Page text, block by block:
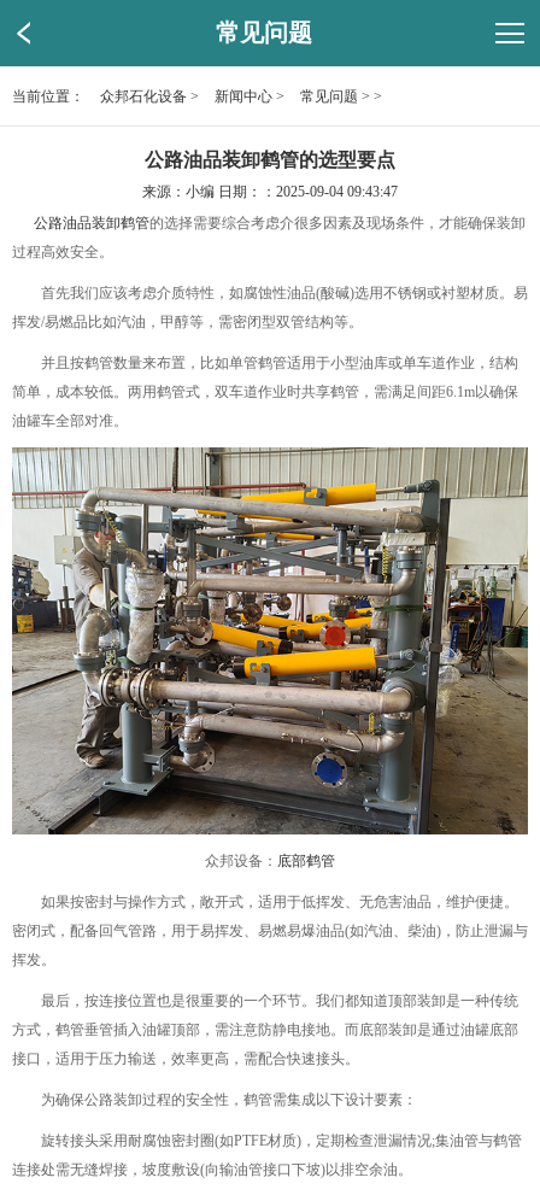
常见问题
当前位置： 众邦石化设备 > 新闻中心 > 常见问题 > >
公路油品装卸鹤管的选型要点
来源：小编 日期：：2025-09-04 09:43:47
公路油品装卸鹤管的选择需要综合考虑介很多因素及现场条件，才能确保装卸
过程高效安全。
首先我们应该考虑介质特性，如腐蚀性油品(酸碱)选用不锈钢或衬塑材质。易
挥发/易燃品比如汽油，甲醇等，需密闭型双管结构等。
并且按鹤管数量来布置，比如单管鹤管适用于小型油库或单车道作业，结构
简单，成本较低。两用鹤管式，双车道作业时共享鹤管，需满足间距6.1m以确保
油罐车全部对准。
众邦设备： 底部鹤管
如果按密封与操作方式，敞开式，适用于低挥发、无危害油品，维护便捷。
密闭式，配备回气管路，用于易挥发、易燃易爆油品(如汽油、柴油)，防止泄漏与
挥发。
最后，按连接位置也是很重要的一个环节。我们都知道顶部装卸是一种传统
方式，鹤管垂管插入油罐顶部，需注意防静电接地。而底部装卸是通过油罐底部
接口，适用于压力输送，效率更高，需配合快速接头。
为确保公路装卸过程的安全性，鹤管需集成以下设计要素：
旋转接头采用耐腐蚀密封圈(如PTFE材质)，定期检查泄漏情况;集油管与鹤管
连接处需无缝焊接，坡度敷设(向输油管接口下坡)以排空余油。